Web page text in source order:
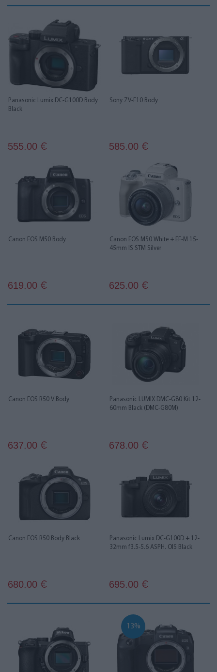
Panasonic Lumix DC-G100D Body
Black
555.00 €
Sony ZV-E10 Body
585.00 €
Canon EOS M50 Body
619.00 €
Canon EOS M50 White + EF-M 15-
45mm IS STM Silver
625.00 €
Canon EOS R50 V Body
637.00 €
Panasonic LUMIX DMC-G80 Kit 12-
60mm Black (DMC-G80M)
678.00 €
Canon EOS R50 Body Black
680.00 €
Panasonic Lumix DC-G100D + 12-
32mm f3.5-5.6 ASPH. OIS Black
695.00 €
13%